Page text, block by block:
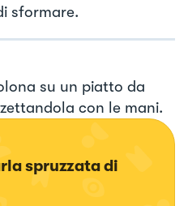
sformare.
su un piatto da
con le mani.
spruzzata di